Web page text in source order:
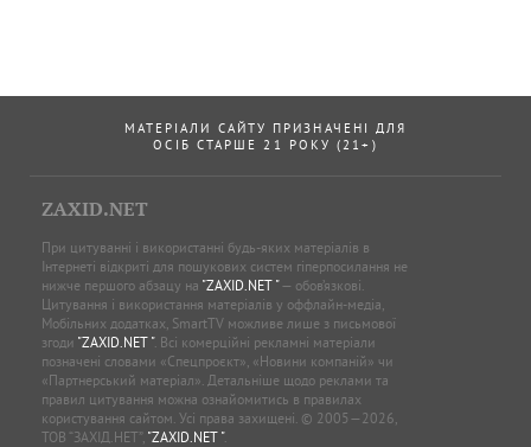
МАТЕРІАЛИ САЙТУ ПРИЗНАЧЕНІ ДЛЯ
ОСІБ СТАРШЕ 21 РОКУ (21+)
ZAXID.NET
При цитуванні і використанні будь-яких матеріалів в
Інтернеті відкриті для пошукових систем гіперпосилання не
нижче першого абзацу на "ZAXID.NET "— обов’язкові.
Цитування і використання матеріалів у оффлайн-медіа,
Мобільних додатках, SmartTV можливе лише з письмової
згоди "ZAXID.NET ". Всі комерційні рекламні матеріали
позначені словами «Спецпроєкт», «Новини компаній» чи
«Партнерський матеріал». Детальніше щодо реклами та
правил цитування можна ознайомитись в правилах
користування сайтом. Усі права захищені. © 2005—2026,
ТОВ “ЗАХІД.НЕТ”, "ZAXID.NET ".